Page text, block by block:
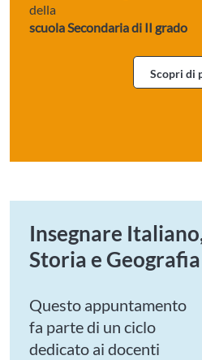
della
scuola Secondaria di II grado
Scopri di
Insegnare
Storia e Geografia
Questo appuntamento
fa parte di un ciclo
dedicato ai docenti